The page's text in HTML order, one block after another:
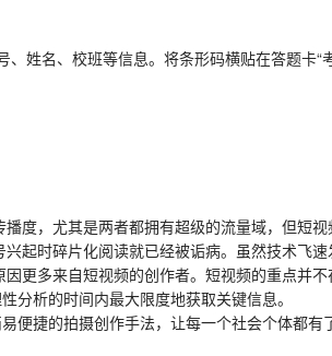
名、校班等信息。将条形码横贴在答题卡“考
，尤其是两者都拥有超级的流量域，但短
起时碎片化阅读就已经被诟病。虽然技术飞
更多来自短视频的创作者。短视频的重点并
分析的时间内最大限度地获取关键信息。
捷的拍摄创作手法，让每一个社会个体都有